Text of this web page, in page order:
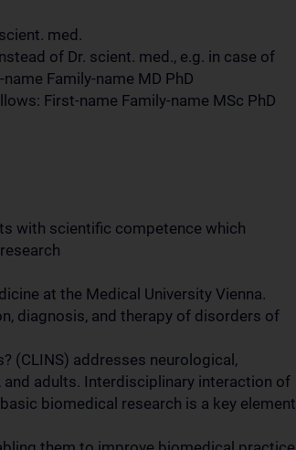
med.
of Dr. scient. med., e.g. in case of
Family-name MD PhD
First-name Family-name MSc PhD
with scientific competence which
at the Medical University Vienna.
diagnosis, and therapy of disorders of
(CLINS) addresses neurological,
adults. Interdisciplinary interaction of
biomedical research is a key element